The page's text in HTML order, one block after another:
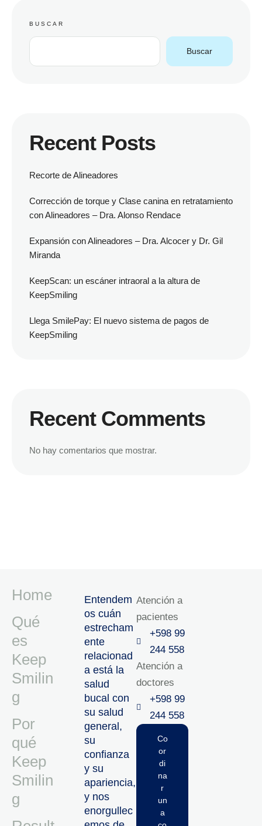
BUSCAR
Buscar
Recent Posts
Recorte de Alineadores
Corrección de torque y Clase canina en retratamiento
con Alineadores – Dra. Alonso Rendace
Expansión con Alineadores – Dra. Alcocer y Dr. Gil
Miranda
KeepScan: un escáner intraoral a la altura de
KeepSmiling
Llega SmilePay: El nuevo sistema de pagos de
KeepSmiling
Recent Comments
No hay comentarios que mostrar.
Home
Qué
es
Keep
Smilin
g
Por
qué
Keep
Smilin
g
Entendem
os cuán
estrecham
ente
relacionad
a está la
salud
bucal con
su salud
general,
su
confianza
y su
apariencia,
y nos
enorgullec
Atención a
pacientes
+598 99
244 558
Atención a
doctores
+598 99
244 558‬‬
Co
or
di
na
r
un
a